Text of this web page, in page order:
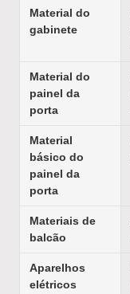
Material do
gabinete
Material do
painel da
porta
Material
básico do
painel da
porta
Materiais de
balcão
Aparelhos
elétricos